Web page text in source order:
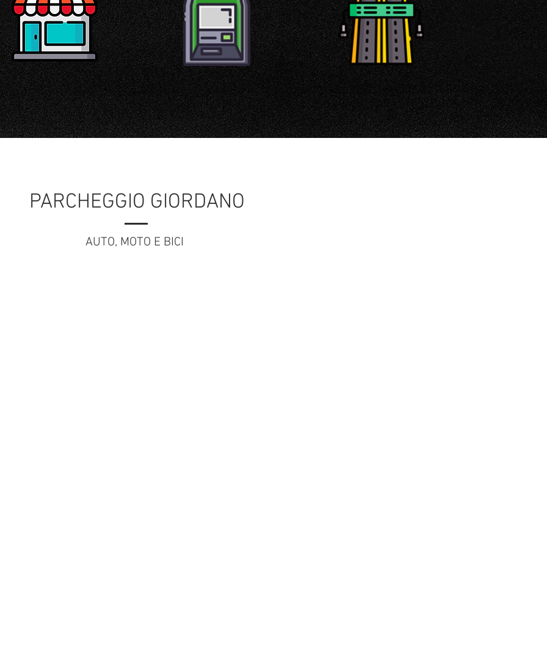
NEGOZI
PRELIEVO A
100MT
TANGENZIALE
500MT
PARCHEGGIO GIORDANO
AUTO, MOTO E BICI